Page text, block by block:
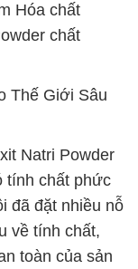
Hóa chất
chất
Thế Giới Sâu
Natri Powder
tính chất phức
đã đặt nhiều nỗ
về tính chất,
toàn của sản